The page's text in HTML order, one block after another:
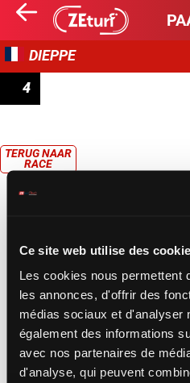
Ce site web utilise des
Les cookies nous permettent
les annonces, d'offrir des
médias sociaux et d'analyser
également des informations
avec nos partenaires de
d'analyse, qui peuvent
DIEPPE
4
TERUG NAAR
RACE